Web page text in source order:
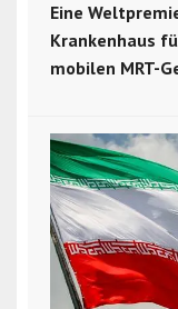
Eine
Krankenhaus
mobilen MRT-